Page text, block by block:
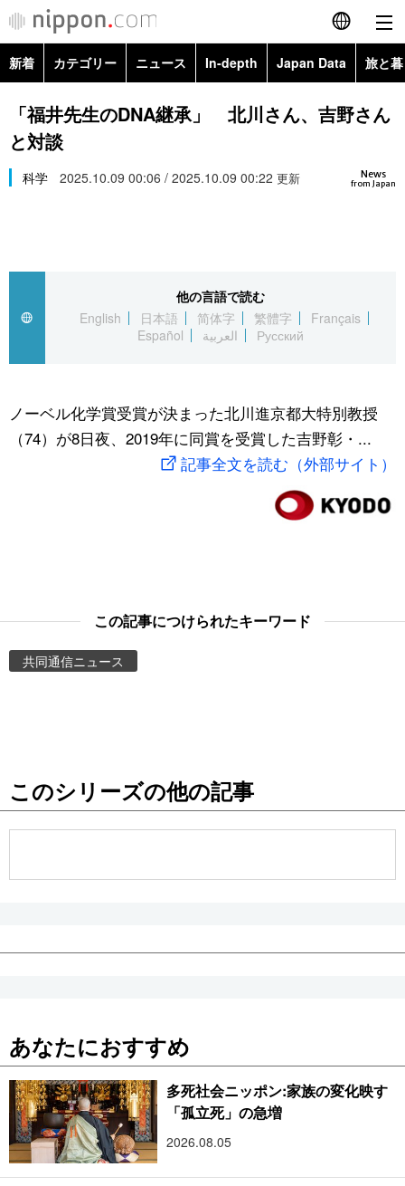
English
简体字
Русский
カテゴリー
経済・ビジネス
国際
文化
トップ
アーカイブ
In-depth
Japan Data
動画/Live
お知らせ
新着 カテゴリー ニュース In-depth Japan Data 旅と
政治・外交
経済・ビジネス
スポーツ・東京2020
Topics
「福井先生のDNA継承」 北川さん、吉野さん
と対談
News
from Japan
科学 2025.10.09 00:06 / 2025.10.09 00:22 更新
他の言語で読む
English
日本語 简体字 繁體字
Français
Español
العربية Русский
ノーベル化学賞受賞が決まった北川進京都大特別教授
（74）が8日夜、2019年に同賞を受賞した吉野彰・...
記事全文を読む（外部サイト）
この記事につけられたキーワード
共同通信ニュース
このシリーズの他の記事
あなたにおすすめ
多死社会ニッポン:家族の変化映す
「孤立死」の急増
2026.08.05